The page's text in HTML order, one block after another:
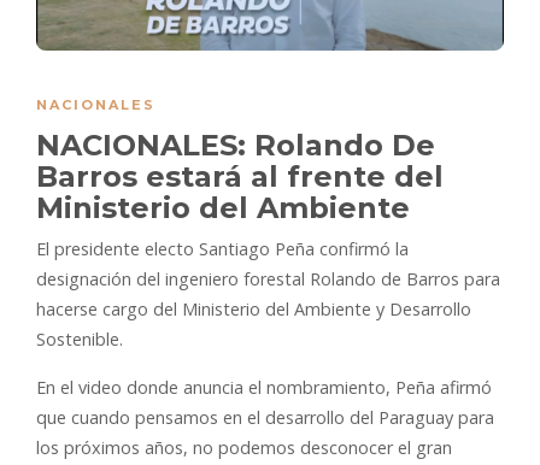
NACIONALES
NACIONALES: Rolando De
Barros estará al frente del
Ministerio del Ambiente
El presidente electo Santiago Peña confirmó la
designación del ingeniero forestal Rolando de Barros para
hacerse cargo del Ministerio del Ambiente y Desarrollo
Sostenible.
En el video donde anuncia el nombramiento, Peña afirmó
que cuando pensamos en el desarrollo del Paraguay para
los próximos años, no podemos desconocer el gran